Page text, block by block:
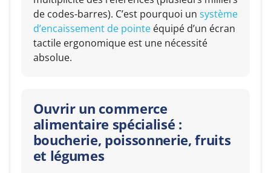
de codes-barres). C’est pourquoi un système
d’encaissement de pointeéquipé d’un écran
tactile ergonomique est une nécessité
absolue.
Ouvrir un commerce
alimentaire spécialisé :
boucherie, poissonnerie, fruits
et légumes